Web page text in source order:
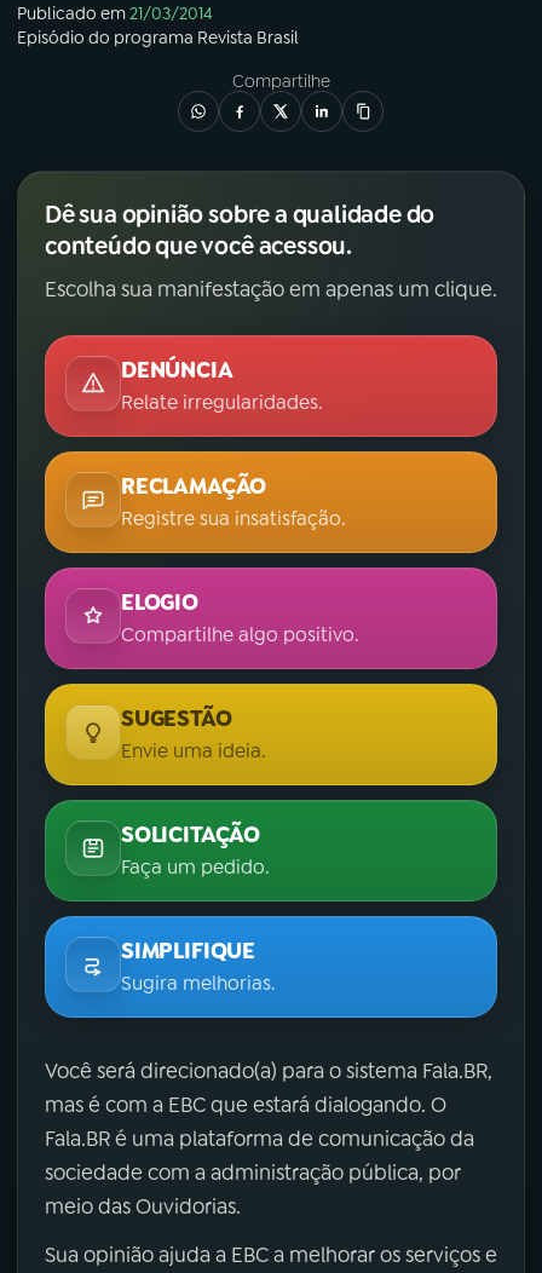
Publicado em21/03/2014
Episódio do programa Revista Brasil
Compartilhe
Dê sua opinião sobre a qualidade do
conteúdo que você acessou.
Escolha sua manifestação em apenas um clique.
DENÚNCIA
Relate irregularidades.
RECLAMAÇÃO
Registre sua insatisfação.
ELOGIO
Compartilhe algo positivo.
SUGESTÃO
Envie uma ideia.
SOLICITAÇÃO
Faça um pedido.
SIMPLIFIQUE
Sugira melhorias.
Você será direcionado(a) para o sistema Fala.BR,
mas é com a EBC que estará dialogando. O
Fala.BR é uma plataforma de comunicação da
sociedade com a administração pública, por
meio das Ouvidorias.
Sua opinião ajuda a EBC a melhorar os serviços e